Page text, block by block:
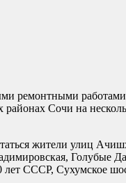
ремонтными
районах Сочи на
жители улиц
Голубые
лет СССР, Сухумское